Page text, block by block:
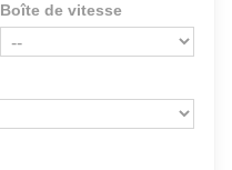
Boîte de vitesse